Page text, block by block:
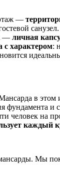
—
— личная
с характером:
в
и
на
каждый
Мы